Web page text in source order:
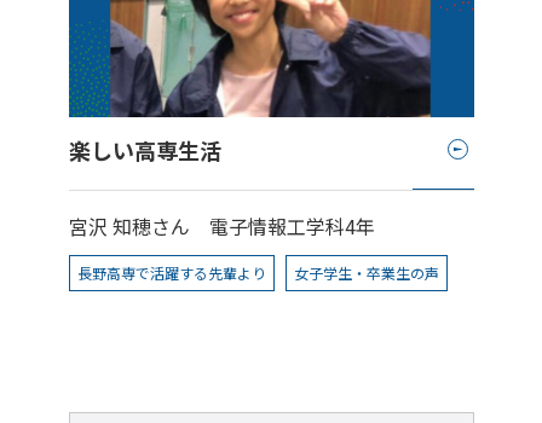
楽しい高専生活
宮沢 知穂さん 電子情報工学科4年
長野高専で活躍する先輩より 女子学生・卒業生の声